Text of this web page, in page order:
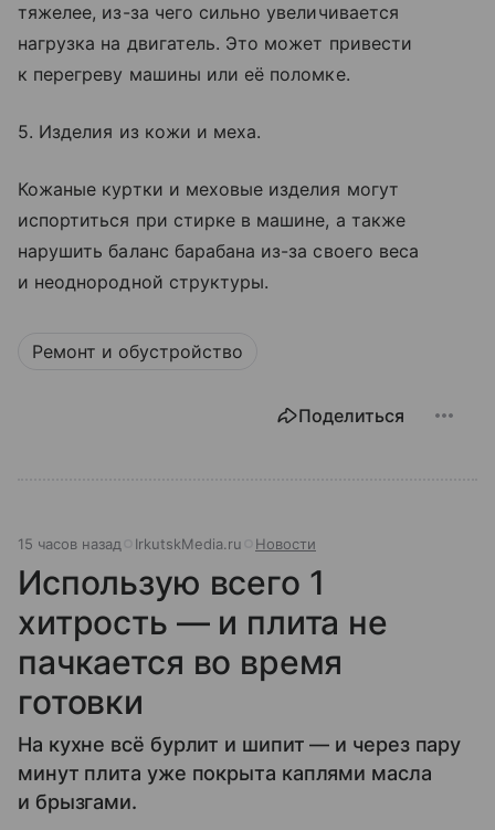
тяжелее, из-за чего сильно увеличивается
нагрузка на двигатель. Это может привести
к перегреву машины или её поломке.
5. Изделия из кожи и меха.
Кожаные куртки и меховые изделия могут
испортиться при стирке в машине, а также
нарушить баланс барабана из-за своего веса
и неоднородной структуры.
Ремонт и обустройство
Поделиться
15 часов назад IrkutskMedia.ru Новости
Использую всего 1
хитрость — и плита не
пачкается во время
готовки
На кухне всё бурлит и шипит — и через пару
минут плита уже покрыта каплями масла
и брызгами.